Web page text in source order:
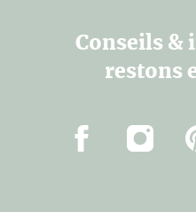
Conseils &
restons
Facebook